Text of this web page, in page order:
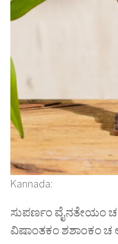
Kannada:
ಸುಪರ್ಣಂ ವೈನತೇಯಂ
ವಿಷಾಂತಕಂ ಶಶಾಂಕಂ